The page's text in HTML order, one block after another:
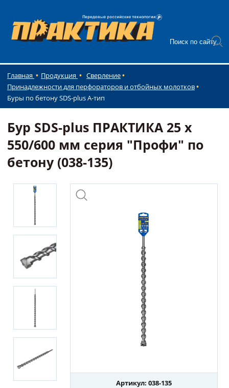
Главная Продукция
Сверление
Принадлежности для перфораторов и отбойных молотков
Буры по бетону SDS-plus А-тип
Бур SDS-plus ПРАКТИКА 25 х
550/600 мм серия "Профи" по
бетону (038-135)
Артикул: 038-135